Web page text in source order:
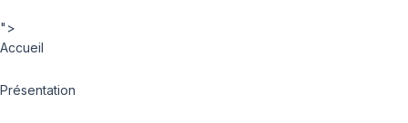
">
Accueil
Présentation